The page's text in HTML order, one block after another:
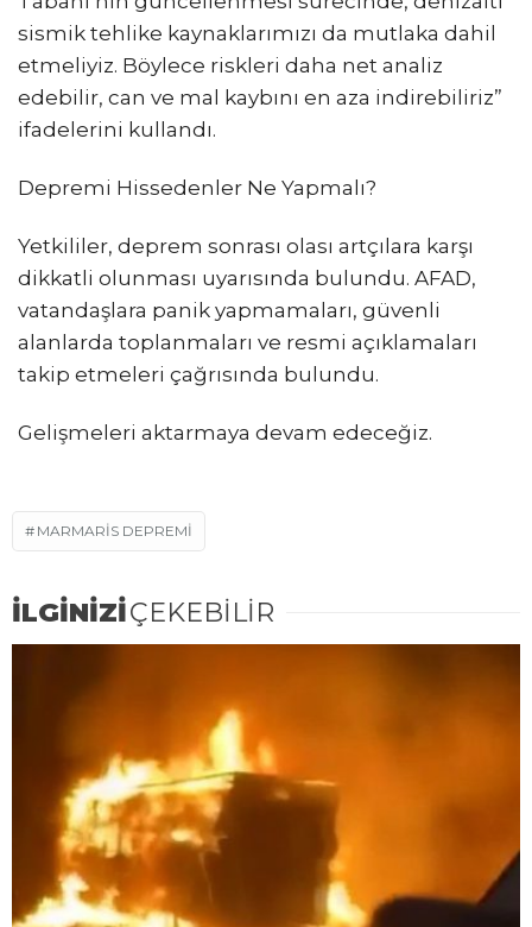
sismik tehlike kaynaklarımızı da mutlaka dahil
etmeliyiz. Böylece riskleri daha net analiz
edebilir, can ve mal kaybını en aza indirebiliriz”
ifadelerini kullandı.
Depremi Hissedenler Ne Yapmalı?
Yetkililer, deprem sonrası olası artçılara karşı
dikkatli olunması uyarısında bulundu. AFAD,
vatandaşlara panik yapmamaları, güvenli
alanlarda toplanmaları ve resmi açıklamaları
takip etmeleri çağrısında bulundu.
Gelişmeleri aktarmaya devam edeceğiz.
MARMARIS DEPREMI
İLGİNİZİÇEKEBİLİR